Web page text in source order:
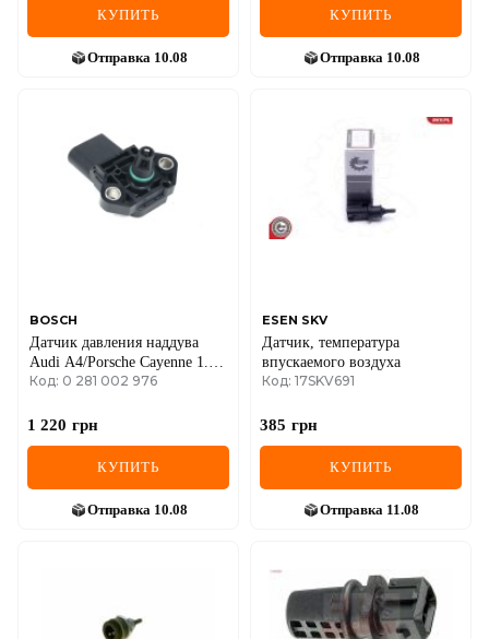
IVECO
JAGUAR
LANCIA
LEXUS
LINCOLN
КУПИТЬ
Отправка 10.08
КУПИТЬ
Отправка 10.08
BOSCH
Датчик давления наддува
Audi A4/Porsche Cayenne 1.0-
6.8 03-
Код: 0 281 002 976
1 220 грн
КУПИТЬ
Отправка 10.08
ESEN SKV
Датчик, температура
впускаемого воздуха
Код: 17SKV691
385 грн
КУПИТЬ
Отправка 11.08